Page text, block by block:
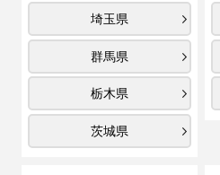
埼玉県
群馬県
栃木県
茨城県